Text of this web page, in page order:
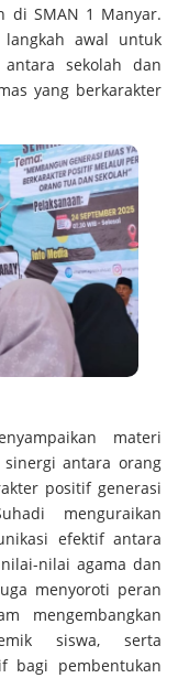
di SMAN 1 Manyar.
awal untuk
sekolah dan
yang berkarakter
materi
antara orang
positif generasi
menguraikan
efektif antara
nilai agama dan
menyoroti peran
mengembangkan
siswa, serta
bagi pembentukan